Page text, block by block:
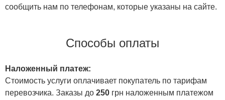
сообщить нам по телефонам, которые указаны на сайте.
Способы оплаты
Наложенный платеж:
Стоимость услуги оплачивает покупатель по тарифам
перевозчика. Заказы до 250 грн наложенным платежом